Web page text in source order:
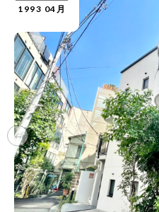
1993 04月